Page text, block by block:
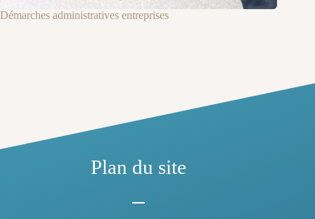
Démarches administratives entreprises
Plan du site